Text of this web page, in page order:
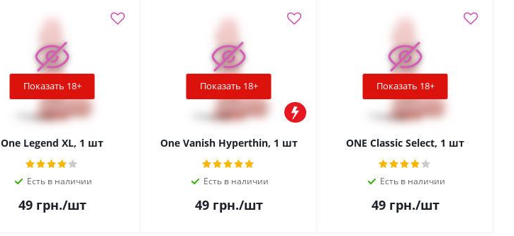
Показать 18+
One Legend XL, 1 шт
Есть в наличии
49грн./шт
Показать 18+
One Vanish Hyperthin, 1 шт
Есть в наличии
49грн./шт
Показать 18+
ONE Classic Select, 1 шт
Есть в наличии
49грн./шт